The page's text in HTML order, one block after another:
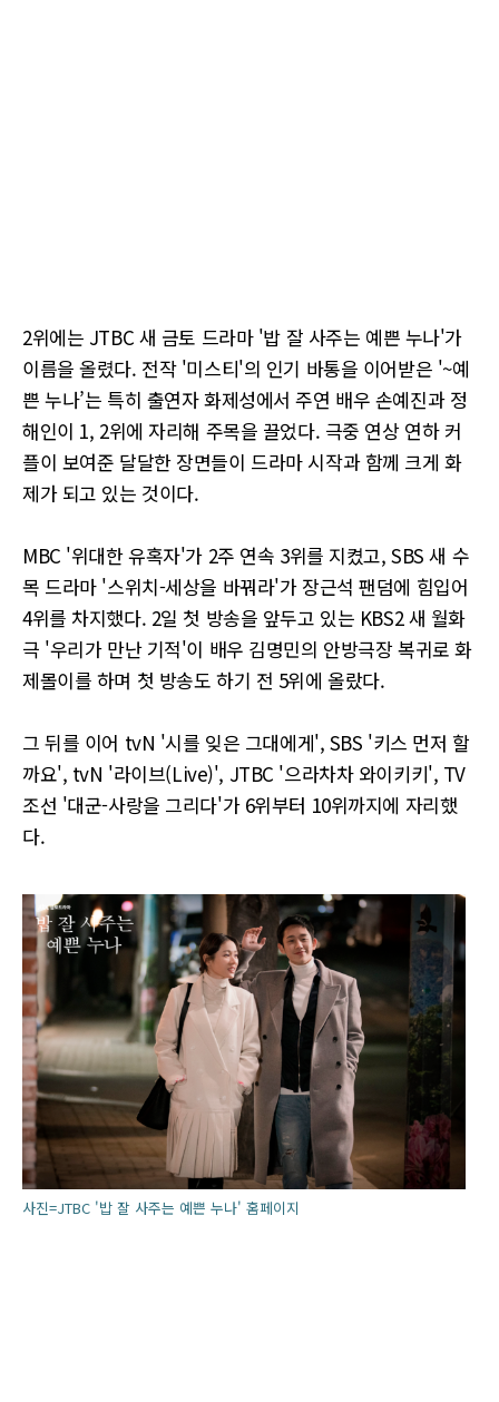
2위에는 JTBC 새 금토 드라마 '밥 잘 사주는 예쁜 누나'가
이름을 올렸다. 전작 '미스티'의 인기 바통을 이어받은 '~예
쁜 누나’는 특히 출연자 화제성에서 주연 배우 손예진과 정
해인이 1, 2위에 자리해 주목을 끌었다. 극중 연상 연하 커
플이 보여준 달달한 장면들이 드라마 시작과 함께 크게 화
제가 되고 있는 것이다.
MBC '위대한 유혹자'가 2주 연속 3위를 지켰고, SBS 새 수
목 드라마 '스위치-세상을 바꿔라'가 장근석 팬덤에 힘입어
4위를 차지했다. 2일 첫 방송을 앞두고 있는 KBS2 새 월화
극 '우리가 만난 기적'이 배우 김명민의 안방극장 복귀로 화
제몰이를 하며 첫 방송도 하기 전 5위에 올랐다.
그 뒤를 이어 tvN '시를 잊은 그대에게', SBS '키스 먼저 할
까요', tvN '라이브(Live)', JTBC '으라차차 와이키키', TV
조선 '대군-사랑을 그리다'가 6위부터 10위까지에 자리했
다.
사진=JTBC '밥 잘 사주는 예쁜 누나' 홈페이지